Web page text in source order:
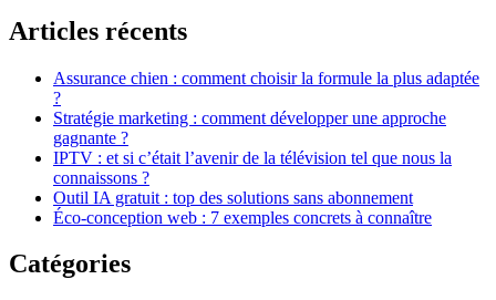
Articles récents
Assurance chien : comment choisir la formule la plus adaptée
?
Stratégie marketing : comment développer une approche
gagnante ?
IPTV : et si c’était l’avenir de la télévision tel que nous la
connaissons ?
Outil IA gratuit : top des solutions sans abonnement
Éco-conception web : 7 exemples concrets à connaître
Catégories